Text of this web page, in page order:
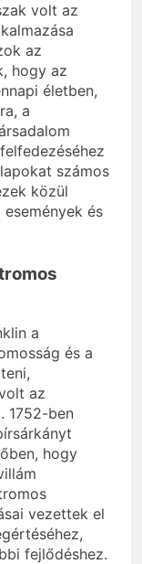
volt az
az
hogy az
életben,
a
számos
közül
és
a
és a
az
1752-ben
hogy
vezettek el
fejlődéshez.